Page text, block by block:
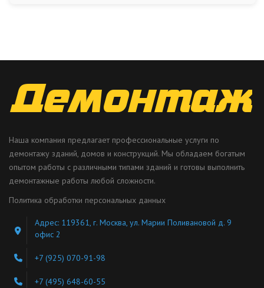
Наша компания предлагает профессиональные услуги по
демонтажу зданий, домов и конструкций. Мы обладаем богатым
опытом работы с различными типами зданий и готовы выполнить
демонтажные работы любой сложности.
Политика обработки персональных данных
Адрес: 119361, г. Москва, ул. Марии Поливановой д. 9
офис 2
+7 (925) 070-91-98
+7 (495) 648-60-55